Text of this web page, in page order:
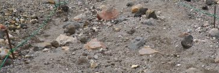
Mt.Norikuradake Weekly ’11-33